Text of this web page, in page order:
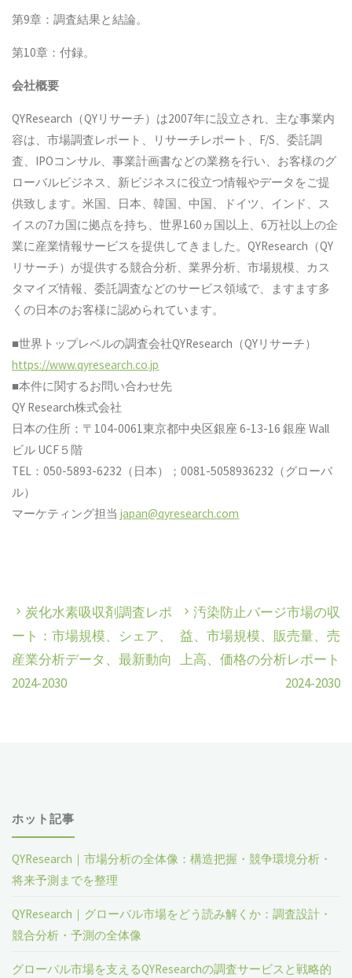
第9章：調査結果と結論。
第10章：付録。
会社概要
QYResearch（QYリサーチ）は2007年に設立され、主な事業内
容は、市場調査レポート、リサーチレポート、F/S、委託調
査、IPOコンサル、事業計画書などの業務を行い、お客様のグ
ローバルビジネス、新ビジネスに役立つ情報やデータをご提
供致します。米国、日本、韓国、中国、ドイツ、インド、ス
イスの7カ国に拠点を持ち、世界160ヵ国以上、6万社以上の企
業に産業情報サービスを提供してきました。QYResearch（QY
リサーチ）が提供する競合分析、業界分析、市場規模、カス
タマイズ情報、委託調査などのサービス領域で、ますます多
くの日本のお客様に認められています。
■世界トップレベルの調査会社QYResearch（QYリサーチ）
https://www.qyresearch.co.jp
■本件に関するお問い合わせ先
QY Research株式会社
日本の住所：〒104-0061東京都中央区銀座 6-13-16 銀座 Wall
ビル UCF５階
TEL：050-5893-6232（日本）；0081-5058936232（グローバ
ル）
マーケティング担当japan@qyresearch.com
炭化水素吸収剤調査レポ
ート：市場規模、シェア、
産業分析データ、最新動向
2024-2030
汚染防止バージ市場の収
益、市場規模、販売量、売
上高、価格の分析レポート
2024-2030
ホット記事
QYResearch｜市場分析の全体像：構造把握・競争環境分析・
将来予測までを整理
QYResearch｜グローバル市場をどう読み解くか：調査設計・
競合分析・予測の全体像
グローバル市場を支えるQYResearchの調査サービスと戦略的